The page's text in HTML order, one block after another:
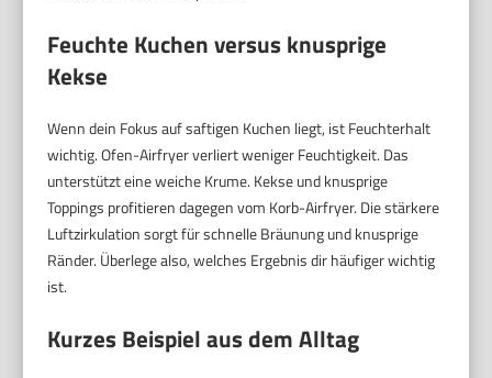
Feuchte Kuchen versus knusprige
Kekse
Wenn dein Fokus auf saftigen Kuchen liegt, ist Feuchterhalt
wichtig. Ofen-Airfryer verliert weniger Feuchtigkeit. Das
unterstützt eine weiche Krume. Kekse und knusprige
Toppings profitieren dagegen vom Korb-Airfryer. Die stärkere
Luftzirkulation sorgt für schnelle Bräunung und knusprige
Ränder. Überlege also, welches Ergebnis dir häufiger wichtig
ist.
Kurzes Beispiel aus dem Alltag